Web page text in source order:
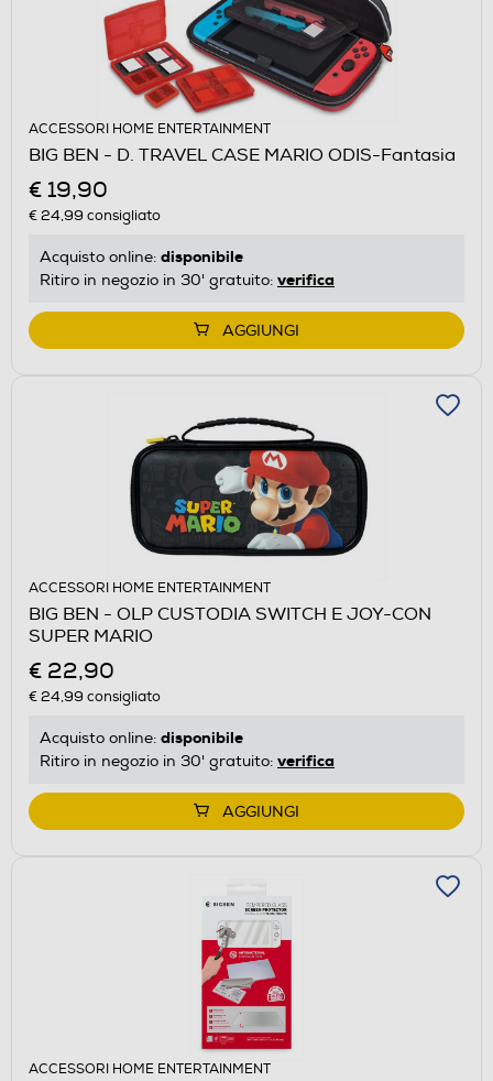
ACCESSORI HOME ENTERTAINMENT
BIG BEN - D. TRAVEL CASE MARIO ODIS-Fantasia
€ 19,90
€ 24,99 consigliato
Acquisto online: disponibile
Ritiro in negozio in 30' gratuito: verifica
AGGIUNGI
ACCESSORI HOME ENTERTAINMENT
BIG BEN - OLP CUSTODIA SWITCH E JOY-CON
SUPER MARIO
€ 22,90
€ 24,99 consigliato
Acquisto online: disponibile
Ritiro in negozio in 30' gratuito: verifica
AGGIUNGI
ACCESSORI HOME ENTERTAINMENT